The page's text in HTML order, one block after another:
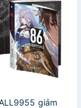
giảm